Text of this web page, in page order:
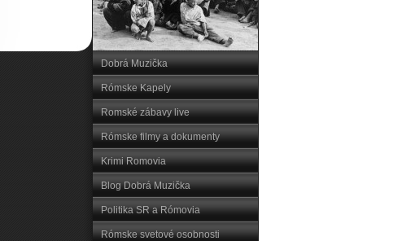
Dobrá Muzička
Rómske Kapely
Romské zábavy live
Rómske filmy a dokumenty
Krimi Romovia
Blog Dobrá Muzička
Politika SR a Rómovia
Rómske svetové osobnosti